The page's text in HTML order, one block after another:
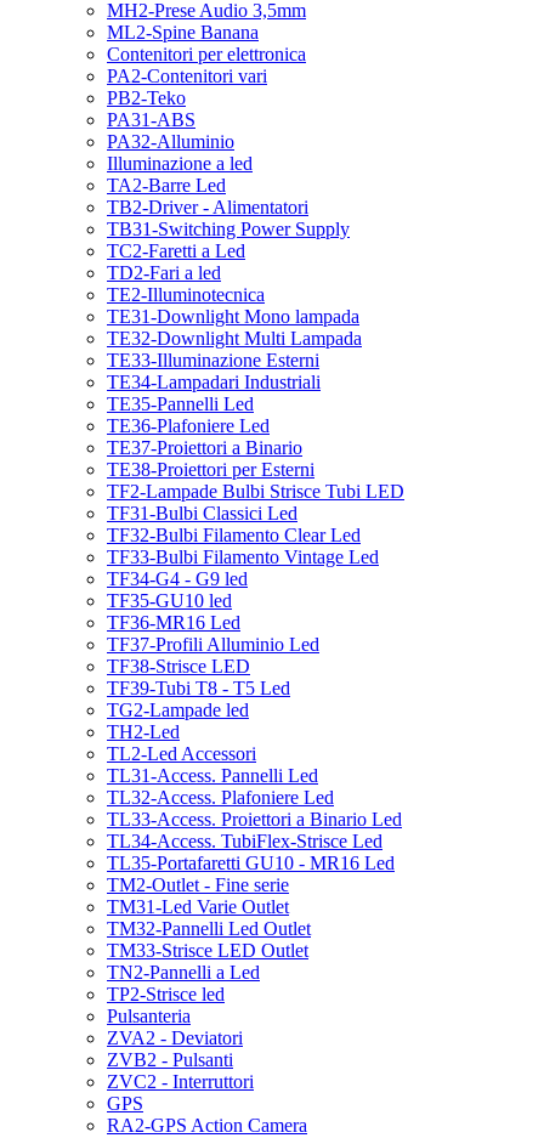
MH2-Prese Audio 3,5mm
ML2-Spine Banana
Contenitori per elettronica
PA2-Contenitori vari
PB2-Teko
PA31-ABS
PA32-Alluminio
Illuminazione a led
TA2-Barre Led
TB2-Driver - Alimentatori
TB31-Switching Power Supply
TC2-Faretti a Led
TD2-Fari a led
TE2-Illuminotecnica
TE31-Downlight Mono lampada
TE32-Downlight Multi Lampada
TE33-Illuminazione Esterni
TE34-Lampadari Industriali
TE35-Pannelli Led
TE36-Plafoniere Led
TE37-Proiettori a Binario
TE38-Proiettori per Esterni
TF2-Lampade Bulbi Strisce Tubi LED
TF31-Bulbi Classici Led
TF32-Bulbi Filamento Clear Led
TF33-Bulbi Filamento Vintage Led
TF34-G4 - G9 led
TF35-GU10 led
TF36-MR16 Led
TF37-Profili Alluminio Led
TF38-Strisce LED
TF39-Tubi T8 - T5 Led
TG2-Lampade led
TH2-Led
TL2-Led Accessori
TL31-Access. Pannelli Led
TL32-Access. Plafoniere Led
TL33-Access. Proiettori a Binario Led
TL34-Access. TubiFlex-Strisce Led
TL35-Portafaretti GU10 - MR16 Led
TM2-Outlet - Fine serie
TM31-Led Varie Outlet
TM32-Pannelli Led Outlet
TM33-Strisce LED Outlet
TN2-Pannelli a Led
TP2-Strisce led
Pulsanteria
ZVA2 - Deviatori
ZVB2 - Pulsanti
ZVC2 - Interruttori
GPS
RA2-GPS Action Camera